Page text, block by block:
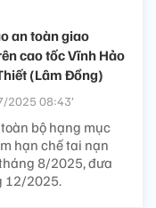
an toàn giao
cao tốc Vĩnh Hảo
(Lâm Đồng)
2025 08:43’
bộ hạng mục
hạn chế tai nạn
8/2025, đưa
12/2025.